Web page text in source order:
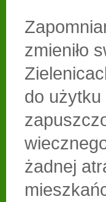
zmieniło
do
żadnej